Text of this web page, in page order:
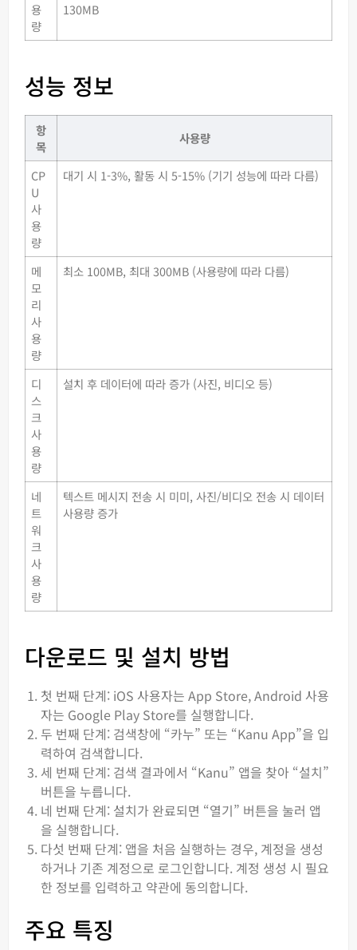
용
량
130MB
성능 정보
항
목
사용량
CP
U
사
용
량
대기 시 1-3%, 활동 시 5-15% (기기 성능에 따라 다름)
메
모
리
사
용
량
최소 100MB, 최대 300MB (사용량에 따라 다름)
디
스
크
사
용
량
설치 후 데이터에 따라 증가 (사진, 비디오 등)
네
트
워
크
사
용
량
텍스트 메시지 전송 시 미미, 사진/비디오 전송 시 데이터
사용량 증가
다운로드 및 설치 방법
첫 번째 단계: iOS 사용자는 App Store, Android 사용
자는 Google Play Store를 실행합니다.
두 번째 단계: 검색창에 “카누” 또는 “Kanu App”을 입
력하여 검색합니다.
세 번째 단계: 검색 결과에서 “Kanu” 앱을 찾아 “설치”
버튼을 누릅니다.
네 번째 단계: 설치가 완료되면 “열기” 버튼을 눌러 앱
을 실행합니다.
다섯 번째 단계: 앱을 처음 실행하는 경우, 계정을 생성
하거나 기존 계정으로 로그인합니다. 계정 생성 시 필요
한 정보를 입력하고 약관에 동의합니다.
주요 특징